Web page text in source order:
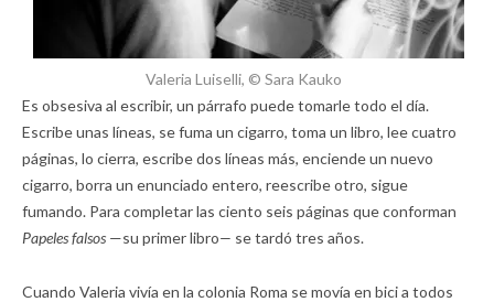
Valeria Luiselli, © Sara Kauko
Es obsesiva al escribir, un párrafo puede tomarle todo el día.
Escribe unas líneas, se fuma un cigarro, toma un libro, lee cuatro
páginas, lo cierra, escribe dos líneas más, enciende un nuevo
cigarro, borra un enunciado entero, reescribe otro, sigue
fumando. Para completar las ciento seis páginas que conforman
Papeles falsos —su primer libro— se tardó tres años.
Cuando Valeria vivía en la colonia Roma se movía en bici a todos